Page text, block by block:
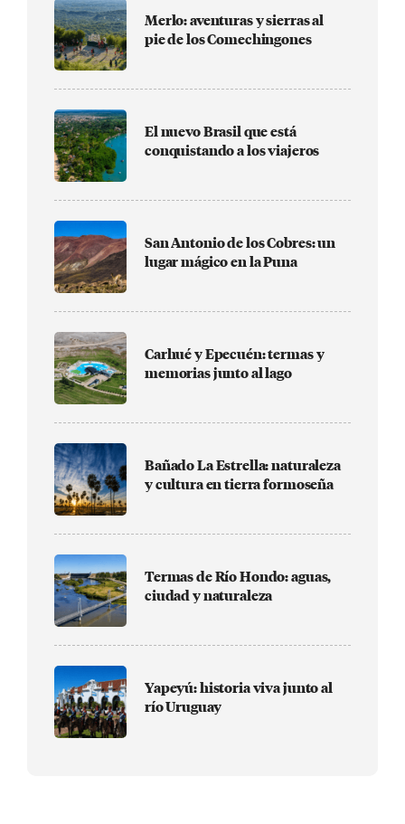
Merlo: aventuras y sierras al
pie de los Comechingones
El nuevo Brasil que está
conquistando a los viajeros
San Antonio de los Cobres: un
lugar mágico en la Puna
Carhué y Epecuén: termas y
memorias junto al lago
Bañado La Estrella: naturaleza
y cultura en tierra formoseña
Termas de Río Hondo: aguas,
ciudad y naturaleza
Yapeyú: historia viva junto al
río Uruguay